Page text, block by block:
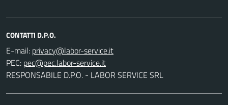
CONTATTI D.P.O.
E-mail:
PEC:
RESPONSABILE D.P.O. - LABOR SERVICE SRL